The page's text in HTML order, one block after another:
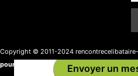
Envoyer un
Copyright © 2011-2024
pour célibataires- Formulaire de contact